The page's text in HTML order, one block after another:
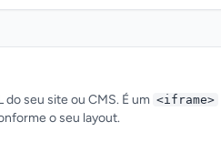
seu site ou CMS. É um <iframe>
o seu layout.